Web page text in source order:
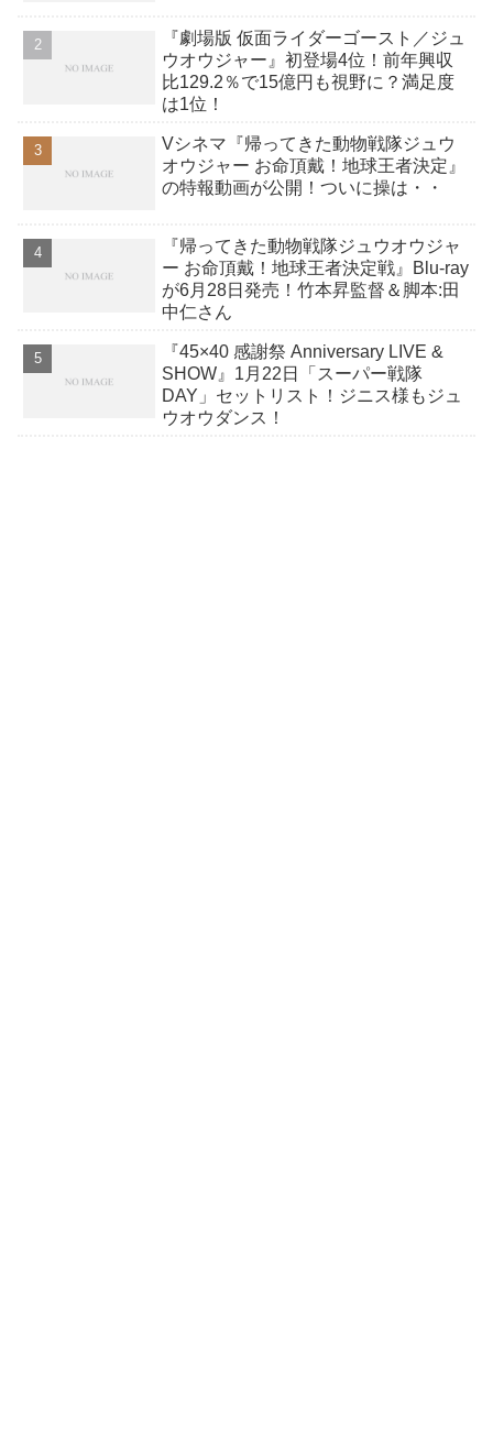
『劇場版 仮面ライダーゴースト／ジュ
ウオウジャー』初登場4位！前年興収
比129.2％で15億円も視野に？満足度
は1位！
Vシネマ『帰ってきた動物戦隊ジュウ
オウジャー お命頂戴！地球王者決定』
の特報動画が公開！ついに操は・・
『帰ってきた動物戦隊ジュウオウジャ
ー お命頂戴！地球王者決定戦』Blu-ray
が6月28日発売！竹本昇監督＆脚本:田
中仁さん
『45×40 感謝祭 Anniversary LIVE &
SHOW』1月22日「スーパー戦隊
DAY」セットリスト！ジニス様もジュ
ウオウダンス！